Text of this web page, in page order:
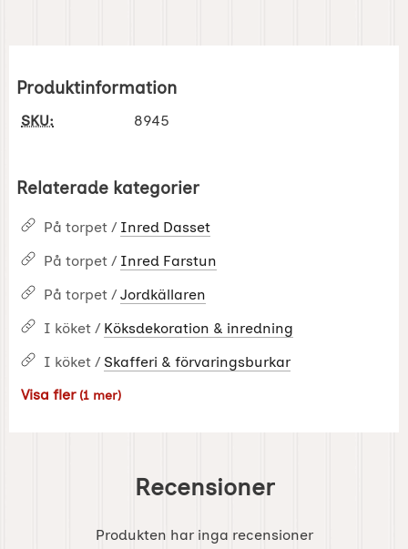
Produktinformation
SKU: 8945
Relaterade kategorier
På torpet / Inred Dasset
På torpet / Inred Farstun
På torpet / Jordkällaren
I köket / Köksdekoration & inredning
I köket / Skafferi & förvaringsburkar
Visa fler (1 mer)
Recensioner
Produkten har inga recensioner